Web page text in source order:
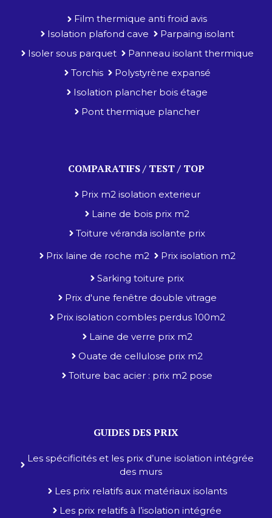
Film thermique anti froid avis
Isolation plafond cave
Parpaing isolant
Isoler sous parquet
Panneau isolant thermique
Torchis
Polystyrène expansé
Isolation plancher bois étage
Pont thermique plancher
COMPARATIFS / TEST / TOP
Prix m2 isolation exterieur
Laine de bois prix m2
Toiture véranda isolante prix
Prix laine de roche m2
Prix isolation m2
Sarking toiture prix
Prix d'une fenêtre double vitrage
Prix isolation combles perdus 100m2
Laine de verre prix m2
Ouate de cellulose prix m2
Toiture bac acier : prix m2 pose
GUIDES DES PRIX
Les spécificités et les prix d’une isolation intégrée
des murs
Les prix relatifs aux matériaux isolants
Les prix relatifs à l’isolation intégrée